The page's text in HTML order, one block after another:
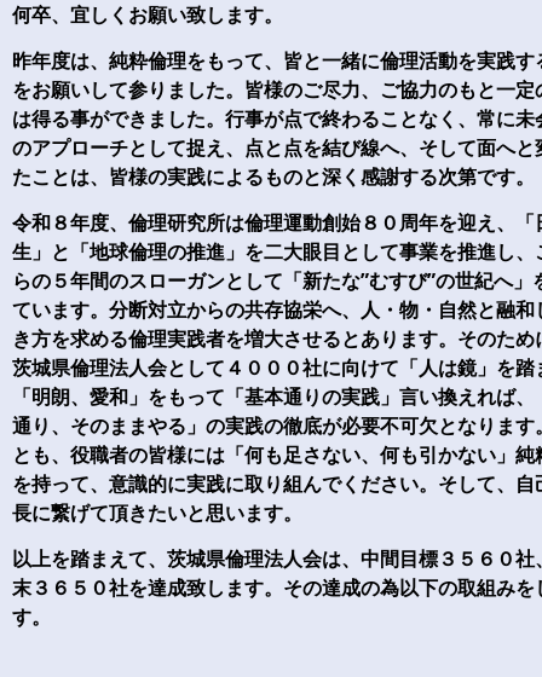
何卒、宜しくお願い致します。
昨年度は、純粋倫理をもって、皆と一緒に倫理活動を実践す
をお願いして参りました。皆様のご尽力、ご協力のもと一定
は得る事ができました。行事が点で終わることなく、常に未
のアプローチとして捉え、点と点を結び線へ、そして面へと
たことは、皆様の実践によるものと深く感謝する次第です。
令和８年度、倫理研究所は倫理運動創始８０周年を迎え、「
生」と「地球倫理の推進」を二大眼目として事業を推進し、
らの５年間のスローガンとして「新たな”むすび”の世紀へ」
ています。分断対立からの共存協栄へ、人・物・自然と融和
き方を求める倫理実践者を増大させるとあります。そのため
茨城県倫理法人会として４０００社に向けて「人は鏡」を踏
「明朗、愛和」をもって「基本通りの実践」言い換えれば、
通り、そのままやる」の実践の徹底が必要不可欠となります
とも、役職者の皆様には「何も足さない、何も引かない」純
を持って、意識的に実践に取り組んでください。そして、自
長に繋げて頂きたいと思います。
以上を踏まえて、茨城県倫理法人会は、中間目標３５６０社
末３６５０社を達成致します。その達成の為以下の取組みを
す。